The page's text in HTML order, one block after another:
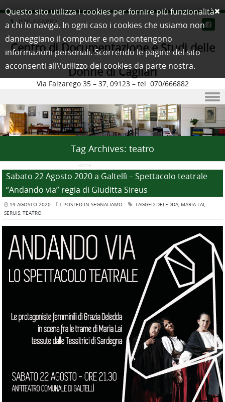
070-666882
Centro di Documentazione e Studi delle
Donne di Cagliari
Via Falzarego 35 – 37, 09123 – tel .070/666882
Skip to content
Tag Archives: teatro
Home
Sabato 22 Agosto 2020 a Galtellì – Spettacolo teatrale
“Andando via” regia di Giuditta Sireus
19 AGOSTO 2020 POSTED IN SEGNALIAMO TAGGED DELEDDA, MARIA LAI,
SERUIS, TEATRO
Questo sito utilizza i cookies per fornire più funzionalità
a chi lo naviga. In ogni caso i cookies che usiamo non
danneggiano il computer e non contengono
informazioni personali. Scorrendo le pagine del sito
acconsenti all\'utilizzo dei cookies da parte nostra.